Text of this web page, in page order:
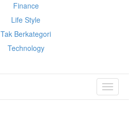
Finance
Life Style
Tak Berkategori
Technology
TOGGLE